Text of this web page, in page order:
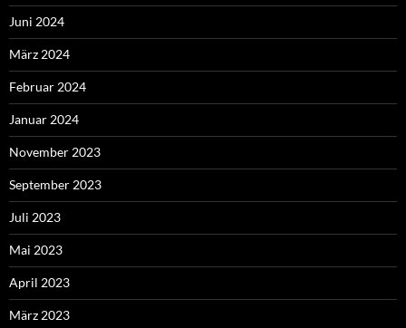
Juni 2024
März 2024
Februar 2024
Januar 2024
November 2023
September 2023
Juli 2023
Mai 2023
April 2023
März 2023